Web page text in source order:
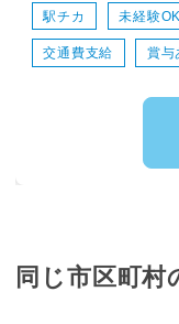
＜仕事内
朝の活動
お昼寝
行事や
園内業
・4月：
・6月：
・8月：
駅チカ 未経験OK
交通費支給 賞与
同じ市区町村